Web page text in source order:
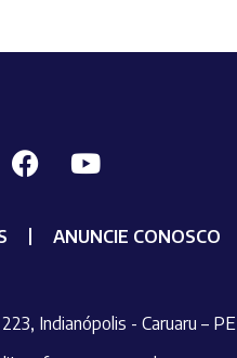
ANUNCIE CONOSCO
Indianópolis - Caruaru – PE